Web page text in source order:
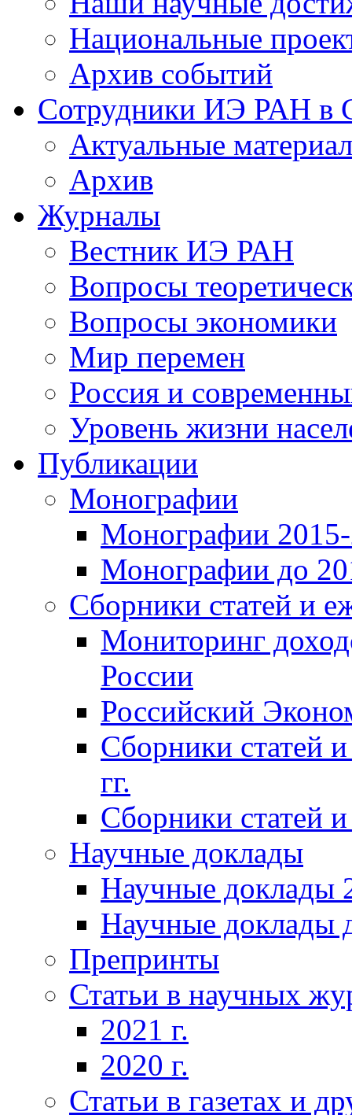
Национальные
Архив событий
Сотрудники ИЭ РАН
Актуальные
Архив
Журналы
Вестник ИЭ РАН
Вопросы
Вопросы экономики
Мир перемен
Россия и
Уровень жизни
Публикации
Монографии
Монографии 2015-
Монографии до
Сборники статей и
Мониторинг
России
Российский
Сборники статей
гг.
Сборники статей
Научные доклады
Научные доклады
Научные доклады
Препринты
Статьи в научных
2021 г.
2020 г.
Статьи в газетах и